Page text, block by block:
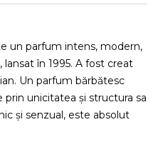
un parfum intens, modern,
în 1995. A fost creat
Un parfum bărbătesc
unicitatea și structura sa
și senzual, este absolut